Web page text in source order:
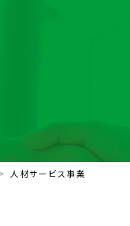
人材サービス事業